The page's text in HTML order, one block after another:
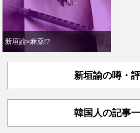
新垣諭×麻薬!?
新垣諭の噂・
韓国人の記事